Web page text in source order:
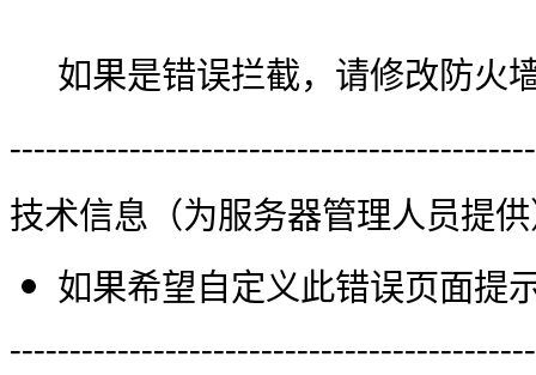
如果是错误拦截，请修改防火
技术信息（为服务器管理人员提
如果希望自定义此错误页面提